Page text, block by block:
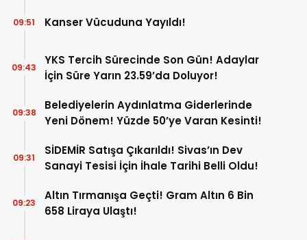
Kanser Vücuduna Yayıldı!
09:51
YKS Tercih Sürecinde Son Gün! Adaylar
İçin Süre Yarın 23.59’da Doluyor!
09:43
Belediyelerin Aydınlatma Giderlerinde
Yeni Dönem! Yüzde 50’ye Varan Kesinti!
09:38
SİDEMİR Satışa Çıkarıldı! Sivas’ın Dev
Sanayi Tesisi İçin İhale Tarihi Belli Oldu!
09:31
Altın Tırmanışa Geçti! Gram Altın 6 Bin
658 Liraya Ulaştı!
09:23